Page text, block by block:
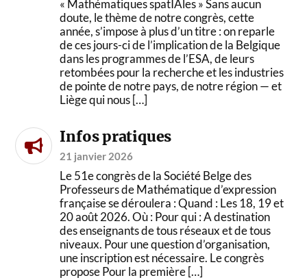
« Mathématiques spatIAles » Sans aucun
doute, le thème de notre congrès, cette
année, s’impose à plus d’un titre : on reparle
de ces jours-ci de l’implication de la Belgique
dans les programmes de l’ESA, de leurs
retombées pour la recherche et les industries
de pointe de notre pays, de notre région — et
Liège qui nous […]
Infos pratiques
21 janvier 2026
Le 51e congrès de la Société Belge des
Professeurs de Mathématique d’expression
française se déroulera : Quand : Les 18, 19 et
20 août 2026. Où : Pour qui : A destination
des enseignants de tous réseaux et de tous
niveaux. Pour une question d’organisation,
une inscription est nécessaire. Le congrès
propose Pour la première […]